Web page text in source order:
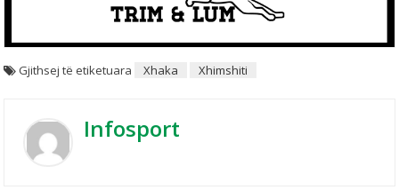
Gjithsej të etiketuara Xhaka Xhimshiti
Infosport